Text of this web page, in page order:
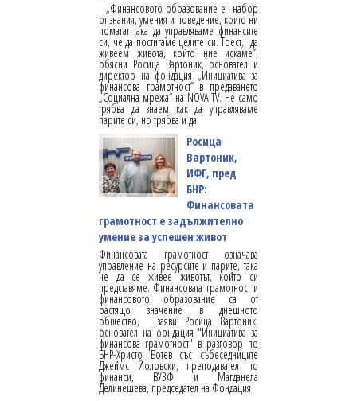
„Финансовото образование е набор
от знания, умения и поведение, които ни
помагат така да управляваме финансите
си, че да постигаме целите си. Тоест, да
живеем живота, който ние искаме”,
обясни Росица Вартоник, основател и
директор на фондация „Инициатива за
финансова грамотност” в предаването
„Социална мрежа“ на NOVA TV. Не само
трябва да знаем как да управляваме
парите си, но трябва и да
Росица
Вартоник,
ИФГ, пред
БНР:
Финансовата
грамотност е задължително
умение за успешен живот
Финансовата грамотност означава
управление на ресурсите и парите, така
че да се живее животът, който си
представяме. Финансовата грамотност и
финансовото образование са от
растящо значение в днешното
общество, заяви Росица Вартоник,
основател на фондация "Инициатива за
финансова грамотност" в разговор по
БНР-Христо Ботев със събеседниците
Джеймс Йоловски, преподавател по
финанси, ВУЗФ и Магданела
Делинешева, председател на Фондация